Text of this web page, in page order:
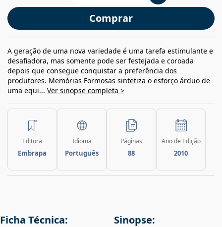
Comprar
A geração de uma nova variedade é uma tarefa estimulante e
desafiadora, mas somente pode ser festejada e coroada
depois que consegue conquistar a preferência dos
produtores. Memórias Formosas sintetiza o esforço árduo de
uma equi... Ver sinopse completa >
Editora
Embrapa
Idioma
Português
Páginas
88
Ano de Edição
2010
Ficha Técnica: Sinopse: